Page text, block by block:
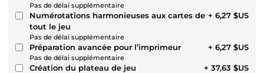
Pas de délai supplémentaire
Numérotations harmonieuses aux cartes de
tout le jeu
Pas de délai supplémentaire
+ 6,27 $US
Préparation avancée pour l’imprimeur
Pas de délai supplémentaire
+ 6,27 $US
Création du plateau de jeu + 37,63 $US